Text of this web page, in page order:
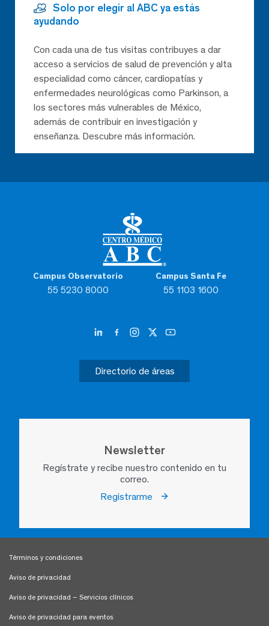
Campus Observatorio
55 5230 8000
Campus Santa Fe
55 1103 1600
Directorio de áreas
Newsletter
Regístrate y recibe nuestro contenido en tu
correo.
Registrarme
Solo por elegir al ABC ya estás
ayudando
Con cada una de tus visitas contribuyes a dar
acceso a servicios de salud de prevención y alta
especialidad como cáncer, cardiopatías y
enfermedades neurológicas como Parkinson, a
los sectores más vulnerables de México,
además de contribuir en investigación y
enseñanza. Descubre más información.
Términos y condiciones
Aviso de privacidad
Aviso de privacidad – Servicios clínicos
Aviso de privacidad para eventos